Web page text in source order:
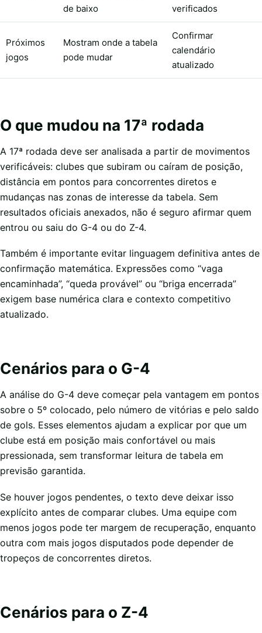
de baixo
verificados
Próximos
jogos
Mostram onde a tabela
pode mudar
Confirmar
calendário
atualizado
O que mudou na 17ª rodada
A 17ª rodada deve ser analisada a partir de movimentos
verificáveis: clubes que subiram ou caíram de posição,
distância em pontos para concorrentes diretos e
mudanças nas zonas de interesse da tabela. Sem
resultados oficiais anexados, não é seguro afirmar quem
entrou ou saiu do G-4 ou do Z-4.
Também é importante evitar linguagem definitiva antes de
confirmação matemática. Expressões como “vaga
encaminhada”, “queda provável” ou “briga encerrada”
exigem base numérica clara e contexto competitivo
atualizado.
Cenários para o G-4
A análise do G-4 deve começar pela vantagem em pontos
sobre o 5º colocado, pelo número de vitórias e pelo saldo
de gols. Esses elementos ajudam a explicar por que um
clube está em posição mais confortável ou mais
pressionada, sem transformar leitura de tabela em
previsão garantida.
Se houver jogos pendentes, o texto deve deixar isso
explícito antes de comparar clubes. Uma equipe com
menos jogos pode ter margem de recuperação, enquanto
outra com mais jogos disputados pode depender de
tropeços de concorrentes diretos.
Cenários para o Z-4